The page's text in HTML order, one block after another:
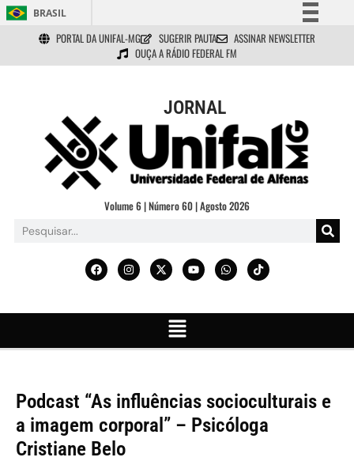
BRASIL
Simplifique!
Comunica BR
Acesso à informação
Legislação
Canais
PORTAL DA UNIFAL-MG SUGERIR PAUTA
ASSINAR NEWSLETTER
OUÇA A RÁDIO FEDERAL FM
JORNAL
Volume 6 | Número 60 | Agosto 2026
Podcast “As influências socioculturais e
a imagem corporal” – Psicóloga
Cristiane Belo